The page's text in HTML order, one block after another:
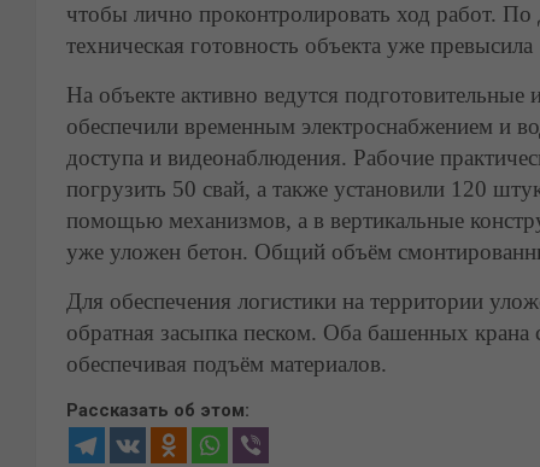
чтобы лично проконтролировать ход работ.
техническая готовность объекта уже
На объекте активно ведутся
обеспечили временным электроснабжением и
доступа и видеонаблюдения. Рабочие
погрузить 50 свай, а также установили 120
помощью механизмов, а в вертикальные
уже уложен бетон. Общий объём
Для обеспечения логистики на территории
обратная засыпка песком. Оба башенных
обеспечивая подъём материалов.
Рассказать об этом: